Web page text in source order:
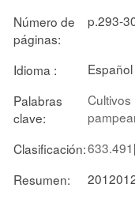
Número de
páginas:
p.293-
Idioma :
Palabras
clave:
Cultivos
Clasificación:
Resumen: